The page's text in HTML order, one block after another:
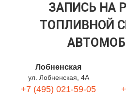
ЗАПИСЬ НА
ТОПЛИВНОЙ
Лобненская
ул. Лобненская, 4А
+7 (495) 021-59-05